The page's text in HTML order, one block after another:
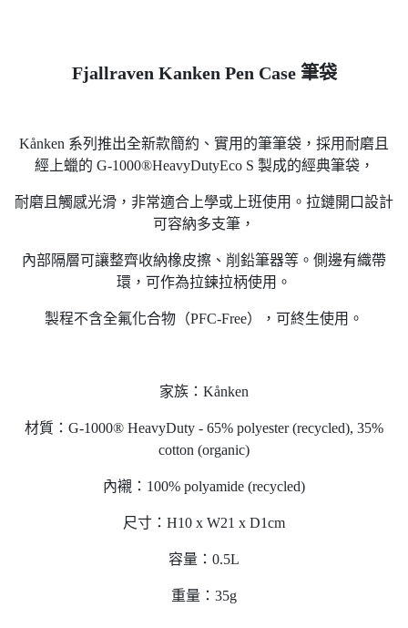
Fjallraven Kanken Pen Case 筆袋
Kånken 系列推出全新款簡約、實用的筆筆袋，採用耐磨且
經上蠟的 G-1000®HeavyDutyEco S 製成的經典筆袋，
耐磨且觸感光滑，非常適合上學或上班使用。拉鏈開口設計
可容納多支筆，
內部隔層可讓整齊收納橡皮擦、削鉛筆器等。側邊有織帶
環，可作為拉鍊拉柄使用。
製程不含全氟化合物（PFC-Free），可終生使用。
家族：Kånken
材質：G-1000® HeavyDuty - 65% polyester (recycled), 35%
cotton (organic)
內襯：100% polyamide (recycled)
尺寸：H10 x W21 x D1cm
容量：0.5L
重量：35g